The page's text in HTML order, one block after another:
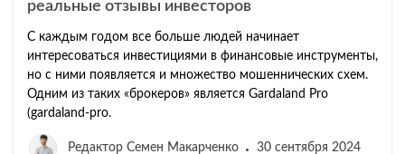
реальные отзывы инвесторов
С каждым годом все больше людей начинает
интересоваться инвестициями в финансовые инструменты,
но с ними появляется и множество мошеннических схем.
Одним из таких «брокеров» является Gardaland Pro
(gardaland-pro.
Редактор Семен Макарченко 30 сентября 2024